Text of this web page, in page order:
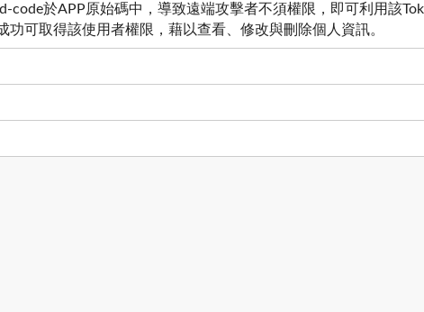
code於APP原始碼中，導致遠端攻擊者不須權限，即可利用該
可取得該使用者權限，藉以查看、修改與刪除個人資訊。